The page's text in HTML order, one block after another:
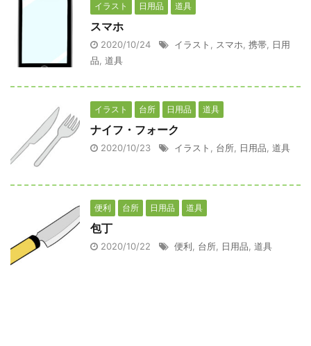
イラスト 日用品 道具
スマホ
2020/10/24 イラスト スマホ 携帯
日用
品 道具
イラスト 台所 日用品 道具
ナイフ・フォーク
2020/10/23 イラスト 台所 日用品 道具
便利 台所 日用品 道具
包丁
2020/10/22 便利 台所 日用品 道具